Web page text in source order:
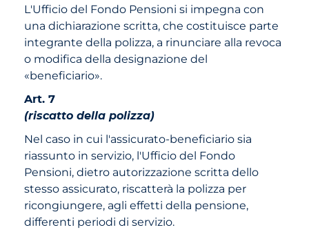
L'Ufficio del Fondo Pensioni si impegna con
una dichiarazione scritta, che costituisce parte
integrante della polizza, a rinunciare alla revoca
o modifica della designazione del
«beneficiario».
Art. 7
(riscatto della polizza)
Nel caso in cui l'assicurato-beneficiario sia
riassunto in servizio, l'Ufficio del Fondo
Pensioni, dietro autorizzazione scritta dello
stesso assicurato, riscatterà la polizza per
ricongiungere, agli effetti della pensione,
differenti periodi di servizio.